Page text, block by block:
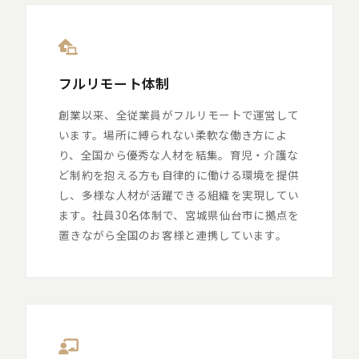
フルリモート体制
創業以来、全従業員がフルリモートで運営して
います。場所に縛られない柔軟な働き方によ
り、全国から優秀な人材を結集。育児・介護な
ど制約を抱える方も自律的に働ける環境を提供
し、多様な人材が活躍できる組織を実現してい
ます。社員30名体制で、宮城県仙台市に拠点を
置きながら全国のお客様と連携しています。